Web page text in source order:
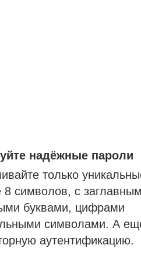
надёжные пароли
только
8 символов, с
буквами, цифрами
символами. А
аутентификацию.